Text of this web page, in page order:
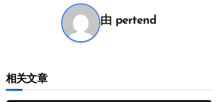
由 pertend
相关文章